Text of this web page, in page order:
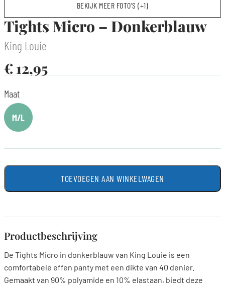
BEKIJK MEER FOTO’S (+1)
Tights Micro – Donkerblauw
King Louie
€ 12,95
Maat
M/L
TOEVOEGEN AAN WINKELWAGEN
Productbeschrijving
De Tights Micro in donkerblauw van King Louie is een
comfortabele effen panty met een dikte van 40 denier.
Gemaakt van 90% polyamide en 10% elastaan, biedt deze